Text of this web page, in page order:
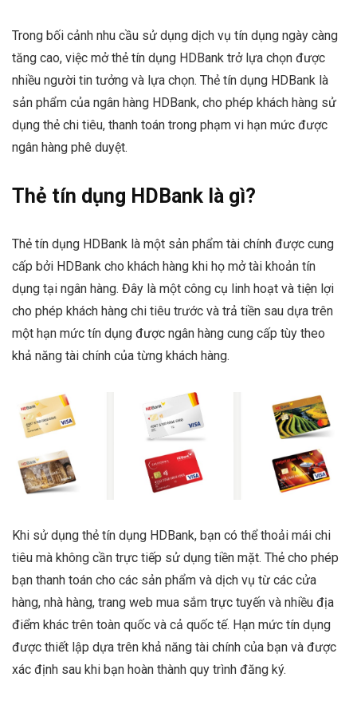
Trong bối cảnh nhu cầu sử dụng dịch vụ tín dụng ngày càng
tăng cao, việc mở thẻ tín dụng HDBank trở lựa chọn được
nhiều người tin tưởng và lựa chọn. Thẻ tín dụng HDBank là
sản phẩm của ngân hàng HDBank, cho phép khách hàng sử
dụng thẻ chi tiêu, thanh toán trong phạm vi hạn mức được
ngân hàng phê duyệt.
Thẻ tín dụng HDBank là gì?
Thẻ tín dụng HDBank là một sản phẩm tài chính được cung
cấp bởi HDBank cho khách hàng khi họ mở tài khoản tín
dụng tại ngân hàng. Đây là một công cụ linh hoạt và tiện lợi
cho phép khách hàng chi tiêu trước và trả tiền sau dựa trên
một hạn mức tín dụng được ngân hàng cung cấp tùy theo
khả năng tài chính của từng khách hàng.
Khi sử dụng thẻ tín dụng HDBank, bạn có thể thoải mái chi
tiêu mà không cần trực tiếp sử dụng tiền mặt. Thẻ cho phép
bạn thanh toán cho các sản phẩm và dịch vụ từ các cửa
hàng, nhà hàng, trang web mua sắm trực tuyến và nhiều địa
điểm khác trên toàn quốc và cả quốc tế. Hạn mức tín dụng
được thiết lập dựa trên khả năng tài chính của bạn và được
xác định sau khi bạn hoàn thành quy trình đăng ký.